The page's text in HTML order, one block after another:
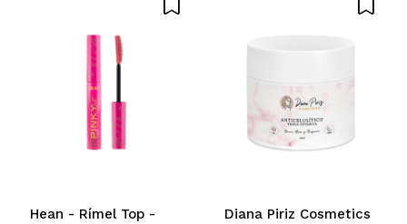
Hean - Rímel Top -
Diana Piriz Cosmetics